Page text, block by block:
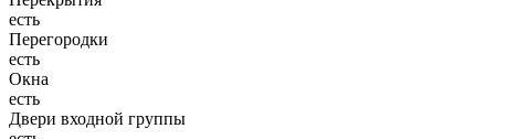
есть
Перегородки
есть
Окна
есть
Двери входной группы